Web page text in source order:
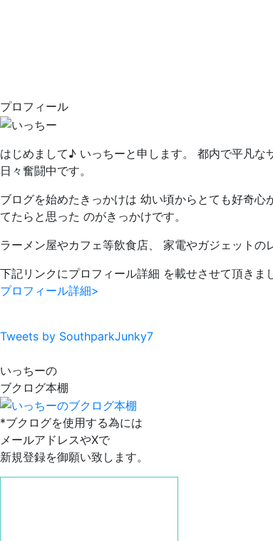
プロフィール
はじめまして♪ いっちーと申します。 都内で平凡な
日々奮闘中です。
ブログを始めたきっかけは 幼い頃からとても好奇
てたらと思った のがきっかけです。
ラーメン屋やカフェ等飲食店、 家電やガジェット
下記リンクにプロフィール詳細 を載せさせて頂きま
プロフィール詳細>
Tweets by SouthparkJunky7
いっちーの
ブクログ本棚
*ブクログを使用する為には
メールアドレスやXで
新規登録を御願い致します。